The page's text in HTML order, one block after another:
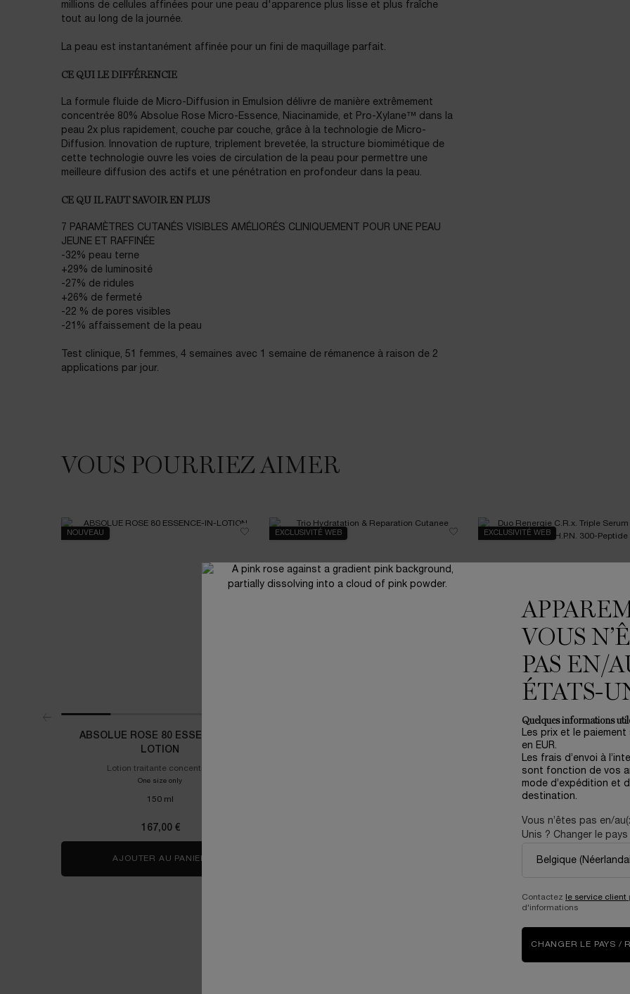
millions de cellules affinées pour une peau d'apparence plus lisse et plus fraîche
tout au long de la journée.
La peau est instantanément affinée pour un fini de maquillage parfait.
CE QUI LE DIFFÉRENCIE
La formule fluide de Micro-Diffusion in Emulsion délivre de manière extrêmement
concentrée 80% Absolue Rose Micro-Essence, Niacinamide, et Pro-Xylane™ dans la
peau 2x plus rapidement, couche par couche, grâce à la technologie de Micro-
Diffusion. Innovation de rupture, triplement brevetée, la structure biomimétique de
cette technologie ouvre les voies de circulation de la peau pour permettre une
meilleure diffusion des actifs et une pénétration en profondeur dans la peau.
CE QU IL FAUT SAVOIR EN PLUS
7 PARAMÈTRES CUTANÉS VISIBLES AMÉLIORÉS CLINIQUEMENT POUR UNE PEAU
JEUNE ET RAFFINÉE
-32% peau terne
+29% de luminosité
-27% de ridules
+26% de fermeté
-22 % de pores visibles
-21% affaissement de la peau
Test clinique, 51 femmes, 4 semaines avec 1 semaine de rémanence à raison de 2
applications par jour.
VOUS POURRIEZ AIMERVOUS POURRIEZ AIMER
NOUVEAU
ABSOLUE ROSE 80 ESSENCE-IN-
LOTION
Lotion traitante concentrée
One size only
150 ml
167,00 €
AJOUTER AU PANIER
EXCLUSIVITÉ WEB
TRIO HYDRATATION & RÉPARATION CUTANÉE
EXCLUSIVITÉ WEB
DUO RÉNERGIE C.R.X.
RETINOL & CRÈME H.P.N. 300-
Routine Anti-Âge Haute Performance
les soins Rénergie C.R.x. Triple
Crème 300 Peptides pour une
Visible de votre Peau.
97,00 €
ACHETER LA ROUTINE
VOUS
PAS EN/
ÉTATS-
Quelques informations
Les prix et le
en EUR.
Les frais d’envoi à
sont fonction de vos
mode d’expédition et
destination.
Vous n’êtes pas en/
Unis ? Changer le
Contactez le service client
d'informations
CHANGER LE PAYS /